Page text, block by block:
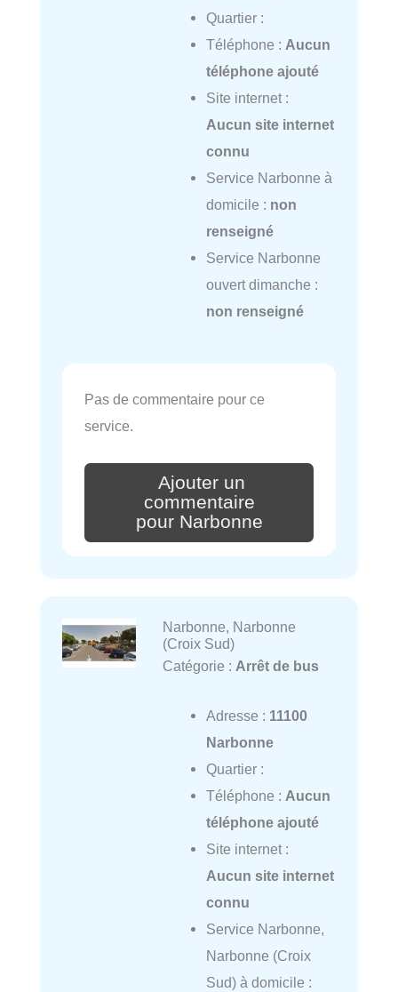
Quartier :
Téléphone : Aucun
téléphone ajouté
Site internet :
Aucun site internet
connu
Service Narbonne à
domicile : non
renseigné
Service Narbonne
ouvert dimanche :
non renseigné
Pas de commentaire pour ce
service.
Ajouter un
commentaire
pour Narbonne
Narbonne, Narbonne
(Croix Sud)
Catégorie : Arrêt de bus
Adresse : 11100
Narbonne
Quartier :
Téléphone : Aucun
téléphone ajouté
Site internet :
Aucun site internet
connu
Service Narbonne,
Narbonne (Croix
Sud) à domicile :